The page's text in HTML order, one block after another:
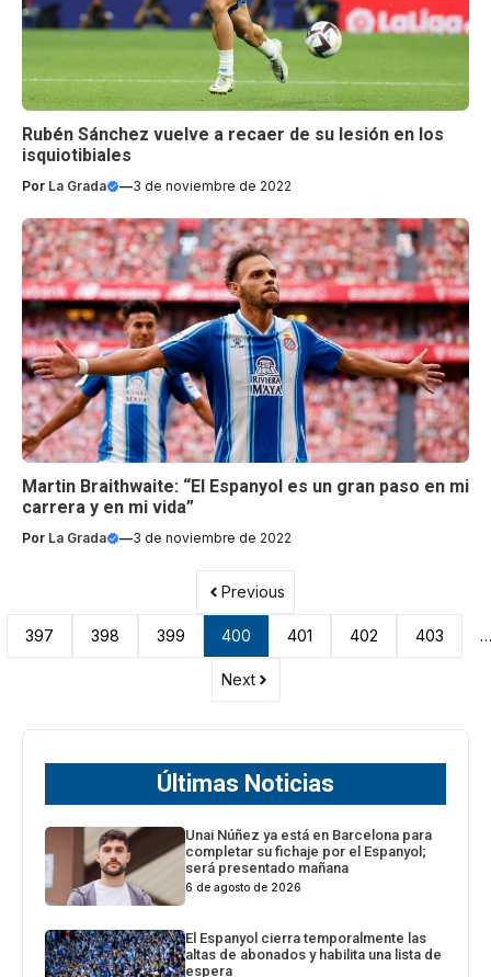
Rubén Sánchez vuelve a recaer de su lesión en los
isquiotibiales
Por La Grada —3 de noviembre de 2022
Martin Braithwaite: “El Espanyol es un gran paso en mi
carrera y en mi vida”
Por La Grada —3 de noviembre de 2022
Previous
397 398 399 400 401 402 403 …
Next
Últimas Noticias
Unai Núñez ya está en Barcelona para
completar su fichaje por el Espanyol;
será presentado mañana
6 de agosto de 2026
El Espanyol cierra temporalmente las
altas de abonados y habilita una lista de
espera